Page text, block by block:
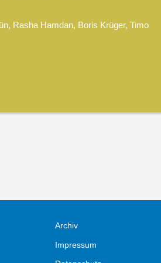
Rasha Hamdan, Boris Krüger, Timo
Archiv
Impressum